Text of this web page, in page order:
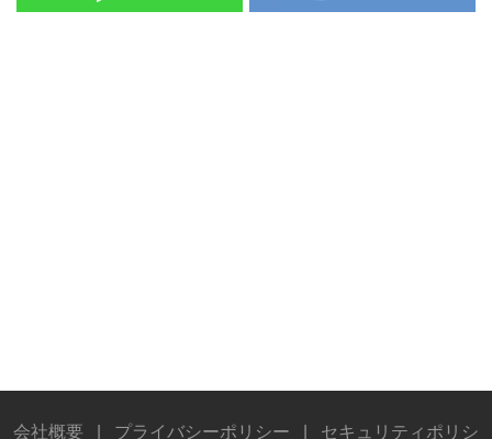
会社概要 プライバシーポリシー セキュリティポリシ